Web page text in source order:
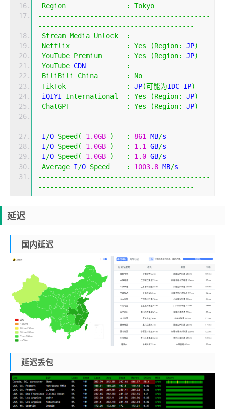
Region
:
Tokyo
-------------------------------------------
---------------------------------------
Stream Media Unlock
:
Netflix
: Yes (Region: JP)
YouTube Premium : Yes (Region: JP)
YouTube CDN
:
BiliBili
China :
No
TikTok
: JP(可能为IDC IP)
iQIYI International : Yes (Region: JP)
ChatGPT
: Yes (Region: JP)
-------------------------------------------
---------------------------------------
I/O Speed ( 1.0GB ) : 861 MB/s
I/O Speed ( 1.0GB ) : 1.1 GB/s
I/O Speed ( 1.0GB ) : 1.0 GB/s
Average I/O Speed : 1003.8 MB/s
-------------------------------------------
---------------------------------------
延迟
国内延迟
延迟丢包